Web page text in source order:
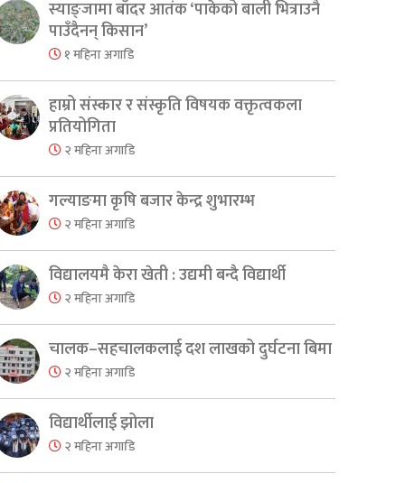
स्याङ्जामा बाँदर आतंक ‘पाकेको बाली भित्राउनै
पाउँदैनन् किसान’
१ महिना अगाडि
हाम्रो संस्कार र संस्कृति विषयक वक्तृत्वकला
प्रतियोगिता
२ महिना अगाडि
गल्याङमा कृषि बजार केन्द्र शुभारम्भ
२ महिना अगाडि
विद्यालयमै केरा खेती : उद्यमी बन्दै विद्यार्थी
२ महिना अगाडि
चालक–सहचालकलाई दश लाखको दुर्घटना बिमा
२ महिना अगाडि
विद्यार्थीलाई झोला
२ महिना अगाडि